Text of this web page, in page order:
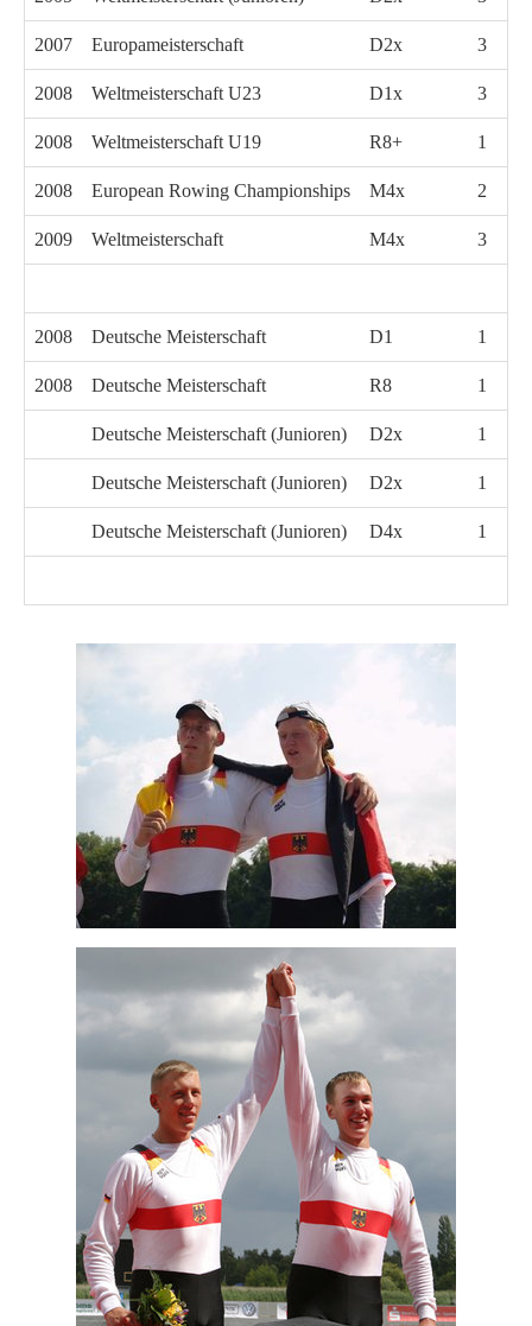
2007 Europameisterschaft D2x 3
2008 Weltmeisterschaft U23 D1x 3
2008 Weltmeisterschaft U19 R8+ 1
2008 European Rowing Championships M4x 2
2009 Weltmeisterschaft M4x 3
2008 Deutsche Meisterschaft D1 1
2008 Deutsche Meisterschaft R8 1
Deutsche Meisterschaft (Junioren) D2x 1
Deutsche Meisterschaft (Junioren) D2x 1
Deutsche Meisterschaft (Junioren) D4x 1